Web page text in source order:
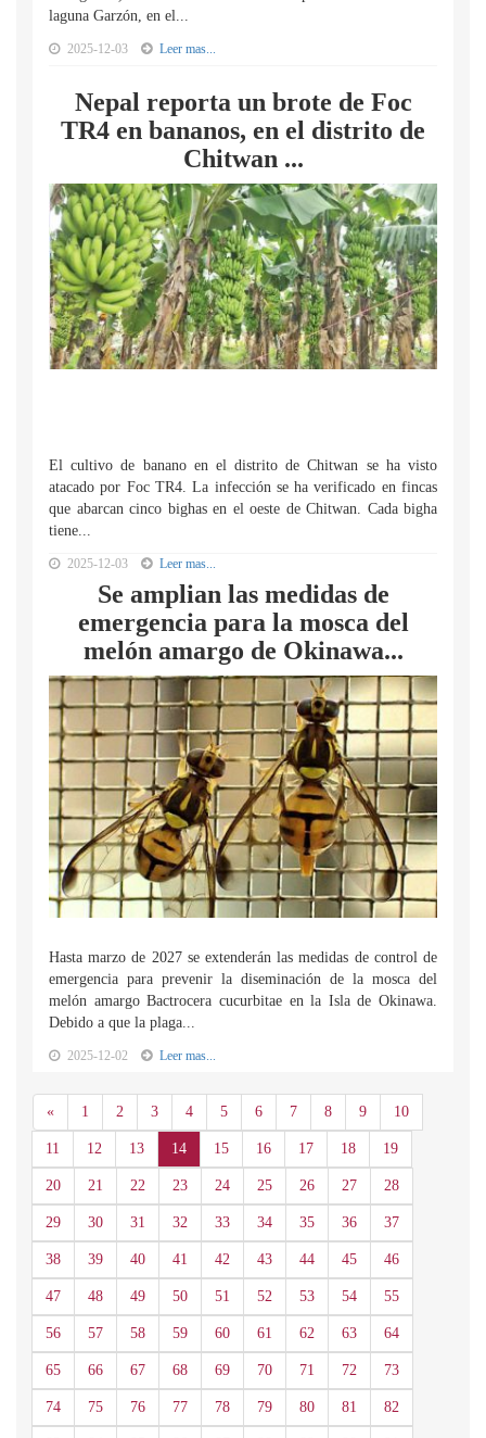
laguna Garzón, en el...
2025-12-03 Leer mas...
Nepal reporta un brote de Foc
TR4 en bananos, en el distrito de
Chitwan ...
El cultivo de banano en el distrito de Chitwan se ha visto
atacado por Foc TR4. La infección se ha verificado en fincas
que abarcan cinco bighas en el oeste de Chitwan. Cada bigha
tiene...
2025-12-03 Leer mas...
Se amplian las medidas de
emergencia para la mosca del
melón amargo de Okinawa...
Hasta marzo de 2027 se extenderán las medidas de control de
emergencia para prevenir la diseminación de la mosca del
melón amargo Bactrocera cucurbitae en la Isla de Okinawa.
Debido a que la plaga...
2025-12-02 Leer mas...
«Anterior
1 2 3 4 5 6 7 8 9 10
11 12 13 14 15 16 17 18 19
20 21 22 23 24 25 26 27 28
29 30 31 32 33 34 35 36 37
38 39 40 41 42 43 44 45 46
47 48 49 50 51 52 53 54 55
56 57 58 59 60 61 62 63 64
65 66 67 68 69 70 71 72 73
74 75 76 77 78 79 80 81 82